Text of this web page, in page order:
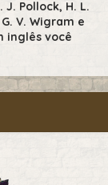
J. Pollock, H. L.
V. Wigram e
inglês você